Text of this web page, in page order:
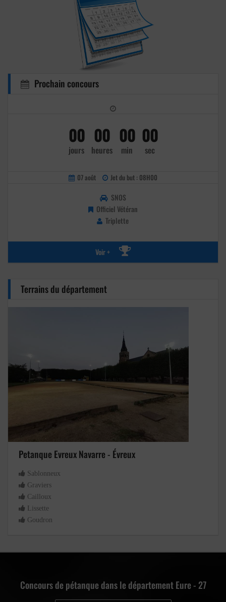
Prochain concours
00
jours
00
heures
00
min
00
sec
07 août Jet du but : 08H00
SNOS
Officiel Vétéran
Triplette
Voir +
Terrains du département
Petanque Evreux Navarre - Évreux
Sablonneux
Graviers
Cailloux
Lissette
Goudron
Concours de pétanque dans le département Eure - 27